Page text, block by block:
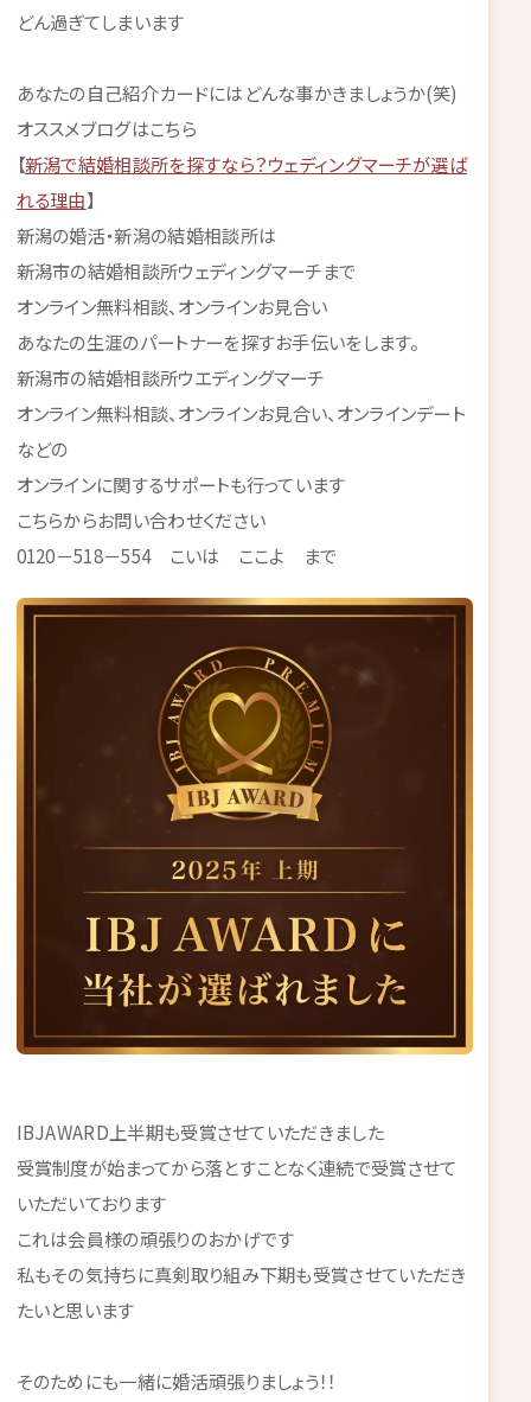
どん過ぎてしまいます
あなたの自己紹介カードにはどんな事かきましょうか(笑)
オススメブログはこちら
【新潟で結婚相談所を探すなら？ウェディングマーチが選ば
れる理由】
新潟の婚活・新潟の結婚相談所は
新潟市の結婚相談所ウェディングマーチまで
オンライン無料相談、オンラインお見合い
あなたの生涯のパートナーを探すお手伝いをします。
新潟市の結婚相談所ウエディングマーチ
オンライン無料相談、オンラインお見合い、オンラインデート
などの
オンラインに関するサポートも行っています
こちらからお問い合わせください
0120－518－554 こいは ここよ まで
IBJAWARD上半期も受賞させていただきました
受賞制度が始まってから落とすことなく連続で受賞させて
いただいております
これは会員様の頑張りのおかげです
私もその気持ちに真剣取り組み下期も受賞させていただき
たいと思います
そのためにも一緒に婚活頑張りましょう！！